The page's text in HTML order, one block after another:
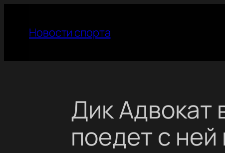
содержимому
Новости спорта
Дик Адвокат
поедет с